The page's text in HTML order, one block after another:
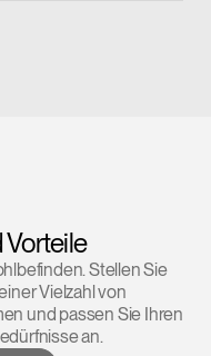
Stellen Sie
Vielzahl von
und passen Sie Ihren
an.